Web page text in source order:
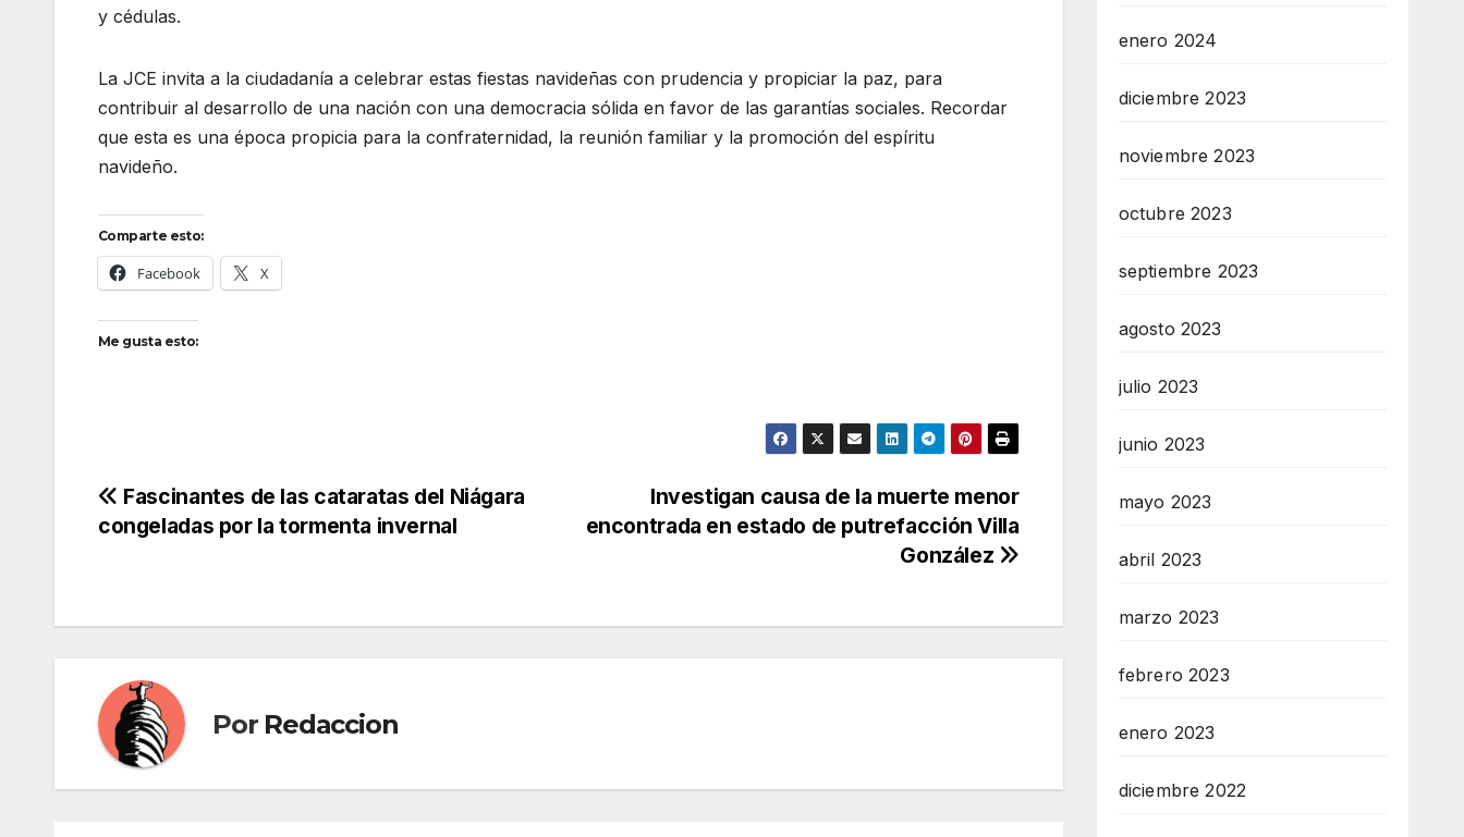
y cédulas.
La JCE invita a la ciudadanía a celebrar estas fiestas navideñas con prudencia y propiciar la paz, para
contribuir al desarrollo de una nación con una democracia sólida en favor de las garantías sociales. Recordar
que esta es una época propicia para la confraternidad, la reunión familiar y la promoción del espíritu
navideño.
Comparte esto:
Facebook X
Me gusta esto:
Navegación
de
Investigan causa de la muerte menor
encontrada en estado de putrefacción Villa
González
Fascinantes de las cataratas del Niágara
congeladas por la tormenta invernal
Por Redaccion
enero 2024
diciembre 2023
noviembre 2023
octubre 2023
septiembre 2023
agosto 2023
julio 2023
junio 2023
mayo 2023
abril 2023
marzo 2023
febrero 2023
enero 2023
diciembre 2022